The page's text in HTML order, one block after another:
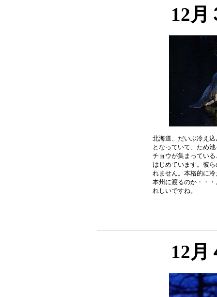
12月
北海道、だいぶ冷え
となっていて、ため
チョウが集まってい
はじめています。彼
れません。本格的に
本州に渡るのか・・
12月